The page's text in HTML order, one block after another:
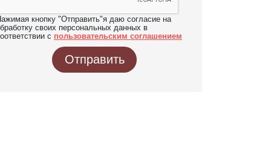
кнопку "Отправить"я даю согласие на
своих персональных данных в
с пользовательским соглашением
Отправить